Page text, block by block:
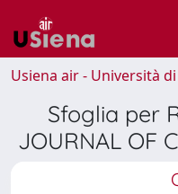
Usiena air - Università di
Sfoglia per
JOURNAL OF